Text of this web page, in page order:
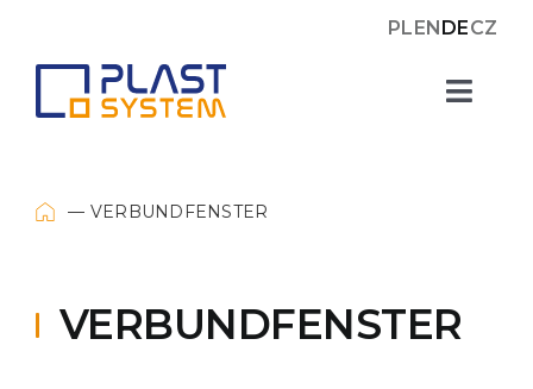
PLENDECZ
Kunststoffplatten
VERBUNDFENSTER
VERBUNDFENSTER